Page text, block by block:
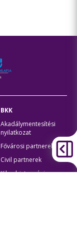
BKK
Akadálymentesítési
nyilatkozat
Fővárosi partnerek
Civil partnerek
Kiberbiztonsági